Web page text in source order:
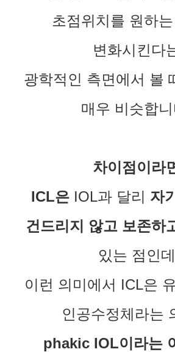
초점위치를 원하
변화시킨다
광학적인 측면에서 볼
매우 비슷합
차이점이라
ICL은 IOL과 달리 자
건드리지 않고 보존하
있는 점인데
이런 의미에서 ICL은
인공수정체라는
phakic IOL이라는